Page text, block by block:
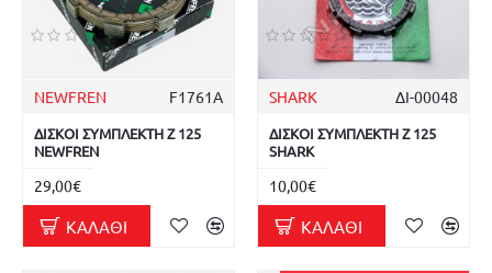
NEWFREN F1761A
ΔΙΣΚΟΙ ΣΥΜΠΛΕΚΤΗ Z 125
NEWFREN
29,00€
ΚΑΛΆΘΙ
SHARK ΔΙ-00048
ΔΙΣΚΟΙ ΣΥΜΠΛΕΚΤΗ Z 125
SHARK
10,00€
ΚΑΛΆΘΙ